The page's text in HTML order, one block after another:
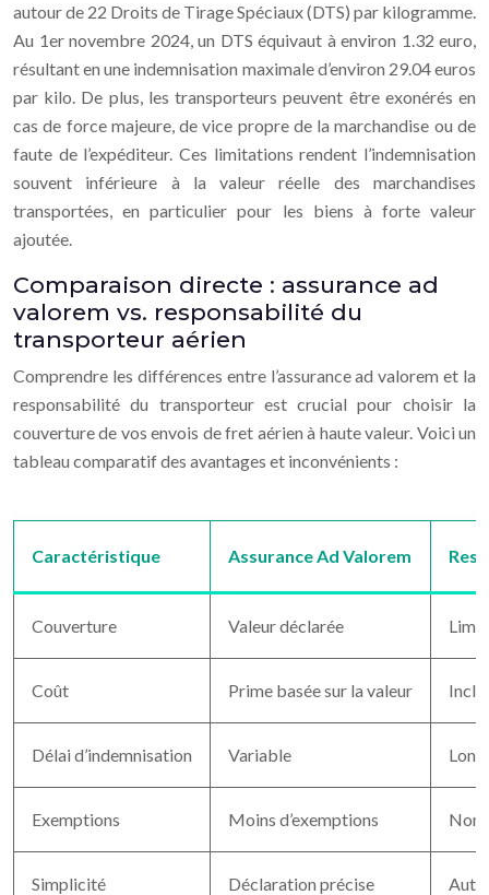
autour de 22 Droits de Tirage Spéciaux (DTS) par kilogramme.
Au 1er novembre 2024, un DTS équivaut à environ 1.32 euro,
résultant en une indemnisation maximale d’environ 29.04 euros
par kilo. De plus, les transporteurs peuvent être exonérés en
cas de force majeure, de vice propre de la marchandise ou de
faute de l’expéditeur. Ces limitations rendent l’indemnisation
souvent inférieure à la valeur réelle des marchandises
transportées, en particulier pour les biens à forte valeur
ajoutée.
Comparaison directe : assurance ad
valorem vs. responsabilité du
transporteur aérien
Comprendre les différences entre l’assurance ad valorem et la
responsabilité du transporteur est crucial pour choisir la
couverture de vos envois de fret aérien à haute valeur. Voici un
tableau comparatif des avantages et inconvénients :
Caractéristique Assurance Ad Valorem
Couverture Valeur déclarée
Coût Prime basée sur la valeur
Délai d’indemnisation Variable
Exemptions Moins d’exemptions
Simplicité Déclaration précise